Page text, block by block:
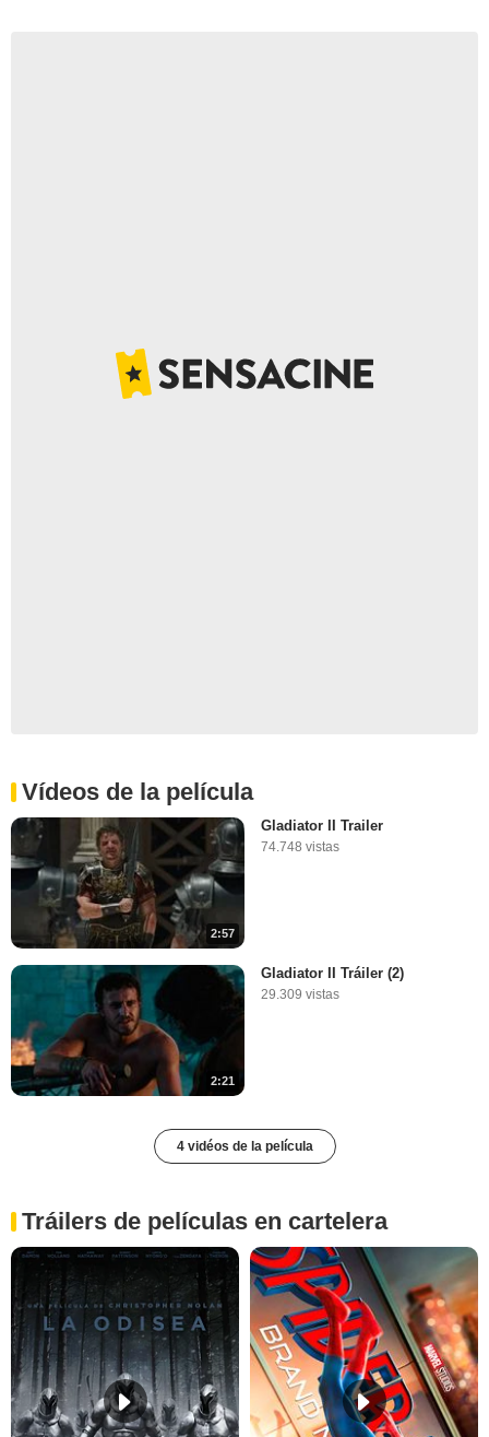
Vídeos de la película
2:57
Gladiator II Trailer
74.748 vistas
2:21
Gladiator II Tráiler (2)
29.309 vistas
4 vidéos de la película
Tráilers de películas en cartelera